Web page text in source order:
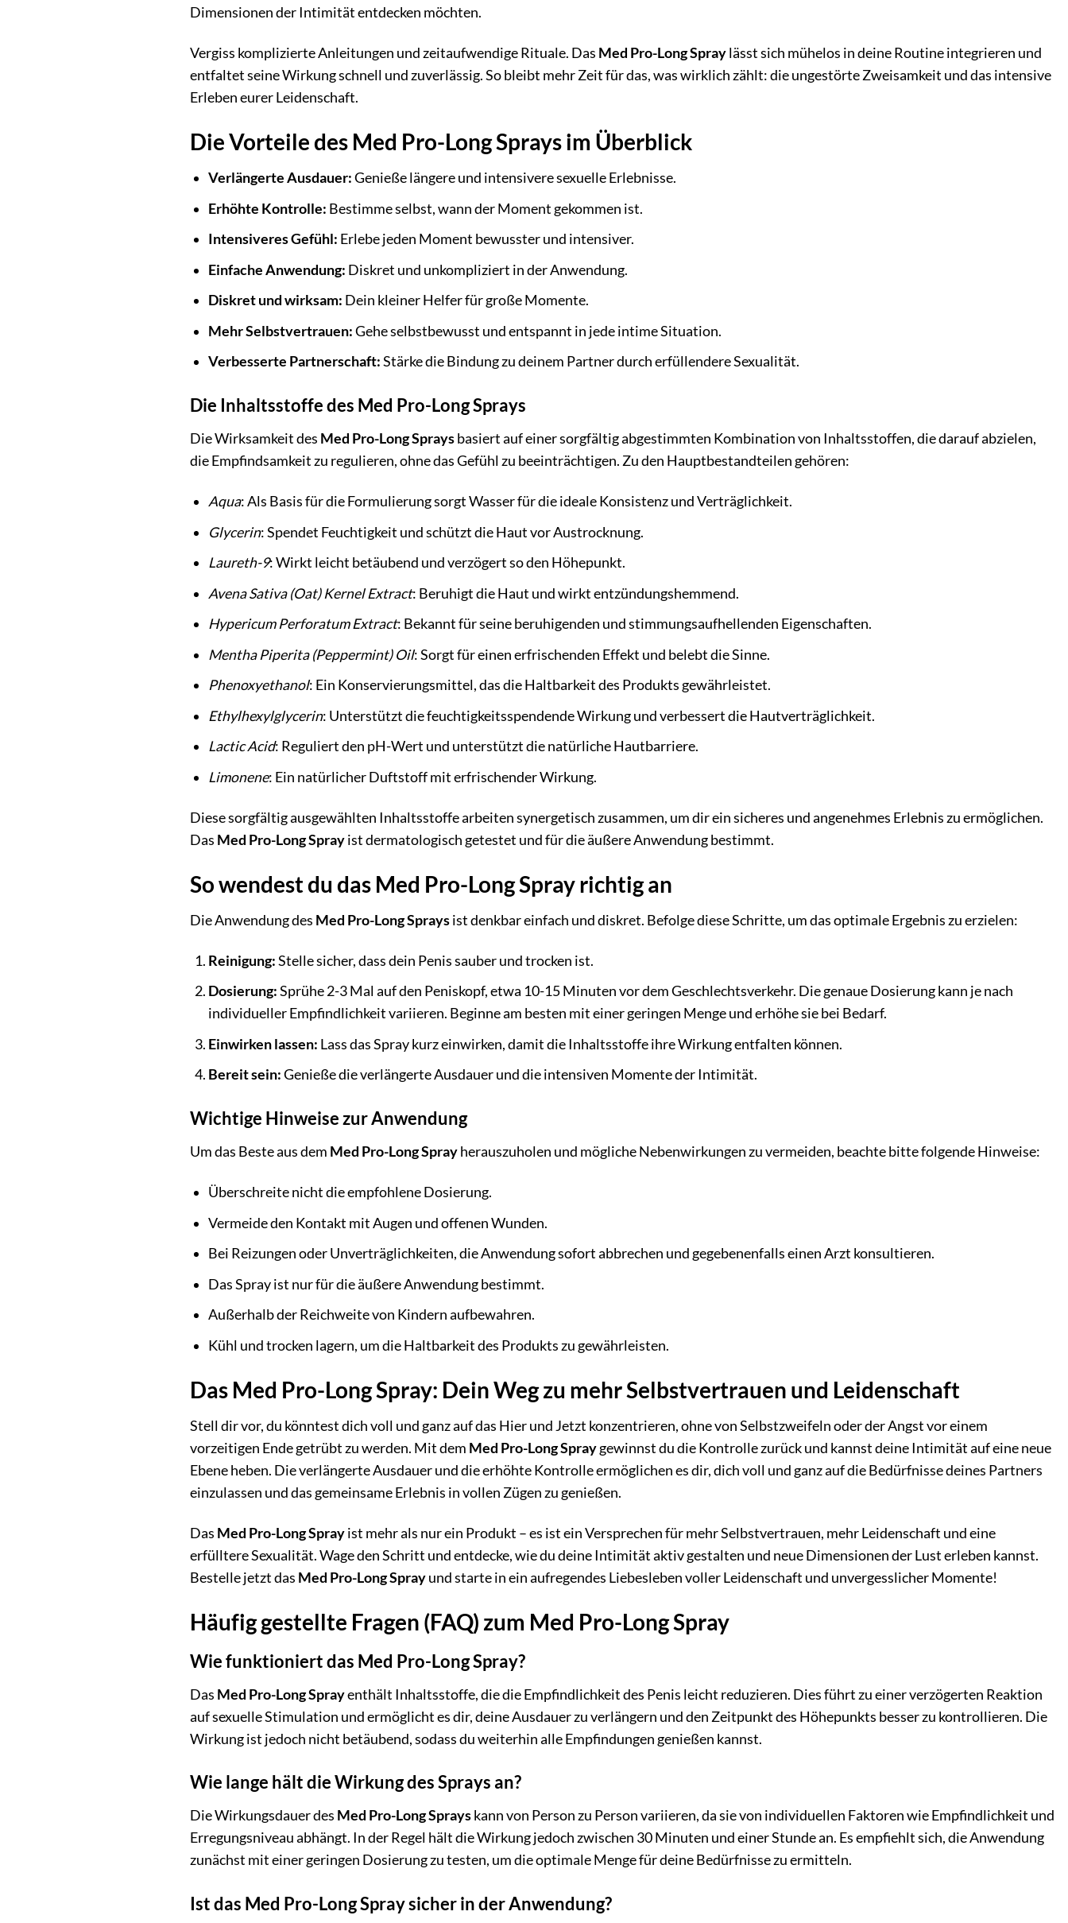
Dimensionen der Intimität entdecken möchten.
Vergiss komplizierte Anleitungen und zeitaufwendige Rituale. Das Med Pro-Long Spraylässt sich mühelos in deine Routine integrieren und
entfaltet seine Wirkung schnell und zuverlässig. So bleibt mehr Zeit für das, was wirklich zählt: die ungestörte Zweisamkeit und das intensive
Erleben eurer Leidenschaft.
Die Vorteile des Med Pro-Long Sprays im Überblick
Verlängerte Ausdauer:Genieße längere und intensivere sexuelle Erlebnisse.
Erhöhte Kontrolle: Bestimme selbst, wann der Moment gekommen ist.
Intensiveres Gefühl: Erlebe jeden Moment bewusster und intensiver.
Einfache Anwendung: Diskret und unkompliziert in der Anwendung.
Diskret und wirksam: Dein kleiner Helfer für große Momente.
Mehr Selbstvertrauen:Gehe selbstbewusst und entspannt in jede intime Situation.
Verbesserte Partnerschaft:Stärke die Bindung zu deinem Partner durch erfüllendere Sexualität.
Die Inhaltsstoffe des Med Pro-Long Sprays
Die Wirksamkeit des Med Pro-Long Spraysbasiert auf einer sorgfältig abgestimmten Kombination von Inhaltsstoffen, die darauf abzielen,
die Empfindsamkeit zu regulieren, ohne das Gefühl zu beeinträchtigen. Zu den Hauptbestandteilen gehören:
Aqua: Als Basis für die Formulierung sorgt Wasser für die ideale Konsistenz und Verträglichkeit.
Glycerin: Spendet Feuchtigkeit und schützt die Haut vor Austrocknung.
Laureth-9: Wirkt leicht betäubend und verzögert so den Höhepunkt.
Avena Sativa (Oat) Kernel Extract: Beruhigt die Haut und wirkt entzündungshemmend.
Hypericum Perforatum Extract: Bekannt für seine beruhigenden und stimmungsaufhellenden Eigenschaften.
Mentha Piperita (Peppermint) Oil: Sorgt für einen erfrischenden Effekt und belebt die Sinne.
Phenoxyethanol: Ein Konservierungsmittel, das die Haltbarkeit des Produkts gewährleistet.
Ethylhexylglycerin: Unterstützt die feuchtigkeitsspendende Wirkung und verbessert die Hautverträglichkeit.
Lactic Acid: Reguliert den pH-Wert und unterstützt die natürliche Hautbarriere.
Limonene: Ein natürlicher Duftstoff mit erfrischender Wirkung.
Diese sorgfältig ausgewählten Inhaltsstoffe arbeiten synergetisch zusammen, um dir ein sicheres und angenehmes Erlebnis zu ermöglichen.
Das Med Pro-Long Sprayist dermatologisch getestet und für die äußere Anwendung bestimmt.
So wendest du das Med Pro-Long Spray richtig an
Die Anwendung des Med Pro-Long Spraysist denkbar einfach und diskret. Befolge diese Schritte, um das optimale Ergebnis zu erzielen:
Reinigung:Stelle sicher, dass dein Penis sauber und trocken ist.
Dosierung:Sprühe 2-3 Mal auf den Peniskopf, etwa 10-15 Minuten vor dem Geschlechtsverkehr. Die genaue Dosierung kann je nach
individueller Empfindlichkeit variieren. Beginne am besten mit einer geringen Menge und erhöhe sie bei Bedarf.
Einwirken lassen: Lass das Spray kurz einwirken, damit die Inhaltsstoffe ihre Wirkung entfalten können.
Bereit sein:Genieße die verlängerte Ausdauer und die intensiven Momente der Intimität.
Wichtige Hinweise zur Anwendung
Um das Beste aus dem Med Pro-Long Sprayherauszuholen und mögliche Nebenwirkungen zu vermeiden, beachte bitte folgende Hinweise:
Überschreite nicht die empfohlene Dosierung.
Vermeide den Kontakt mit Augen und offenen Wunden.
Bei Reizungen oder Unverträglichkeiten, die Anwendung sofort abbrechen und gegebenenfalls einen Arzt konsultieren.
Das Spray ist nur für die äußere Anwendung bestimmt.
Außerhalb der Reichweite von Kindern aufbewahren.
Kühl und trocken lagern, um die Haltbarkeit des Produkts zu gewährleisten.
Das Med Pro-Long Spray: Dein Weg zu mehr Selbstvertrauen und Leidenschaft
Stell dir vor, du könntest dich voll und ganz auf das Hier und Jetzt konzentrieren, ohne von Selbstzweifeln oder der Angst vor einem
vorzeitigen Ende getrübt zu werden. Mit dem Med Pro-Long Spraygewinnst du die Kontrolle zurück und kannst deine Intimität auf eine neue
Ebene heben. Die verlängerte Ausdauer und die erhöhte Kontrolle ermöglichen es dir, dich voll und ganz auf die Bedürfnisse deines Partners
einzulassen und das gemeinsame Erlebnis in vollen Zügen zu genießen.
Das Med Pro-Long Sprayist mehr als nur ein Produkt – es ist ein Versprechen für mehr Selbstvertrauen, mehr Leidenschaft und eine
erfülltere Sexualität. Wage den Schritt und entdecke, wie du deine Intimität aktiv gestalten und neue Dimensionen der Lust erleben kannst.
Bestelle jetzt das Med Pro-Long Sprayund starte in ein aufregendes Liebesleben voller Leidenschaft und unvergesslicher Momente!
Häufig gestellte Fragen (FAQ) zum Med Pro-Long Spray
Wie funktioniert das Med Pro-Long Spray?
Das Med Pro-Long Sprayenthält Inhaltsstoffe, die die Empfindlichkeit des Penis leicht reduzieren. Dies führt zu einer verzögerten Reaktion
auf sexuelle Stimulation und ermöglicht es dir, deine Ausdauer zu verlängern und den Zeitpunkt des Höhepunkts besser zu kontrollieren. Die
Wirkung ist jedoch nicht betäubend, sodass du weiterhin alle Empfindungen genießen kannst.
Wie lange hält die Wirkung des Sprays an?
Die Wirkungsdauer des Med Pro-Long Sprayskann von Person zu Person variieren, da sie von individuellen Faktoren wie Empfindlichkeit und
Erregungsniveau abhängt. In der Regel hält die Wirkung jedoch zwischen 30 Minuten und einer Stunde an. Es empfiehlt sich, die Anwendung
zunächst mit einer geringen Dosierung zu testen, um die optimale Menge für deine Bedürfnisse zu ermitteln.
Ist das Med Pro-Long Spray sicher in der Anwendung?